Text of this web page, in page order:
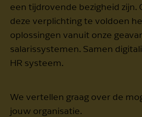
een tijdrovende bezigheid zijn.
deze verplichting te voldoen
oplossingen vanuit onze
salarissystemen. Samen
HR systeem.
We vertellen graag over de
jouw organisatie.